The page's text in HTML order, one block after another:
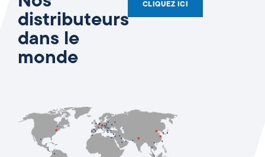
distributeurs
dans le
monde
CLIQUEZ ICI